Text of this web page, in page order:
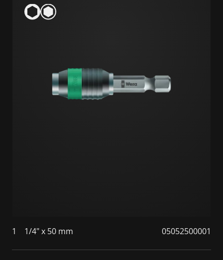
1 1/4" x 50 mm 05052500001